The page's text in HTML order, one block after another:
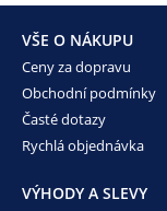
VŠE O NÁKUPU
Ceny za dopravu
Obchodní podmínky
Časté dotazy
Rychlá objednávka
VÝHODY A SLEVY